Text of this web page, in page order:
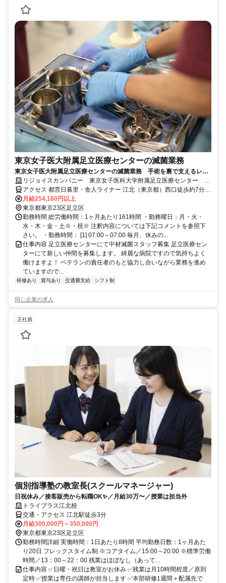
東京女子医大附属足立医療センターの滅菌業務
東京女子医大附属足立医療センターの滅菌業務 手術を裏で支えるレア
な仕事！一生モノのスキルが手に入る◎
リジョイスカンパニー 東京女子医科大学附属足立医療センター 中
材滅菌
アクセス 都営日暮里・舎人ライナー 江北（東京都）西口徒歩約7分、
東武大師線 大師前徒歩約21分、東武大師線 西新井西口徒歩約33分
月給254,160円以上
東京都東京23区足立区
勤務時間 総労働時間：1ヶ月あたり161時間 ・勤務曜日：月・火・
水・木・金・土※・祝※ 注釈内容については下記コメントを参照下
さい。 ・勤務時間： [1] 07:00～07:00 毎月、休みの...
仕事内容 足立医療センターにて中材滅菌スタッフ募集 足立医療セン
ターにて新しい仲間を募集します。 綺麗な病院ですので気持ちよく
働けますよ！ ベテランの責任者のもと協力し合いながら業務を進め
ていますので...
研修あり 賞与あり 交通費支給 シフト制
同じ企業の求人
正社員
個別指導塾の教室長(スクールマネージャー)
日祝休み／接客販売から転職OK✨／月給30万〜／授業は担当外
トライプラス江北校
交通・アクセス 江北駅徒歩3分
月給300,000円～350,000円
東京都東京23区足立区
勤務時間詳細 実働時間：1日あたり8時間 平均勤務日数：1ヶ月あた
り20日 フレックスタイム制 ※コアタイム／15:00～20:00 ※標準労働
時間／13：00～22：00 残業はほぼなし（あって...
仕事内容 ✅日曜・祝日は教室がお休み ✅残業は月10時間程度／原則
定時 ✅授業は専任の講師が担当します ✅本部研修1週間＋配属先で